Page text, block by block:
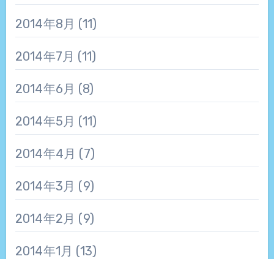
2014年8月 (11)
2014年7月 (11)
2014年6月 (8)
2014年5月 (11)
2014年4月 (7)
2014年3月 (9)
2014年2月 (9)
2014年1月 (13)